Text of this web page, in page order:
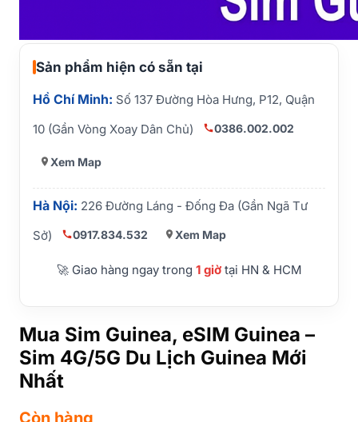
Sản phẩm hiện có sẵn tại
Hồ Chí Minh: Số 137 Đường Hòa Hưng, P12, Quận
10 (Gần Vòng Xoay Dân Chủ)
0386.002.002
Xem Map
Hà Nội: 226 Đường Láng - Đống Đa (Gần Ngã Tư
Sở)
0917.834.532 Xem Map
🚀 Giao hàng ngay trong 1 giờtại HN & HCM
Mua Sim Guinea, eSIM Guinea –
Sim 4G/5G Du Lịch Guinea Mới
Nhất
Còn hàng